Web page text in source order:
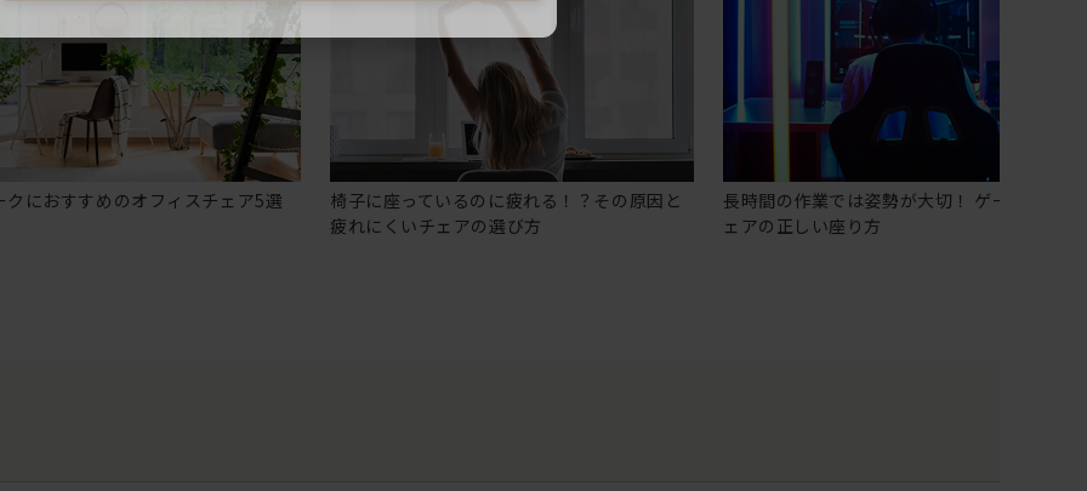
クにおすすめのオフィスチェア5選
椅子に座っているのに疲れる！？その原因と
疲れにくいチェアの選び方
長時間の作業では姿勢が大切！ ゲーミングチ
ェアの正しい座り方